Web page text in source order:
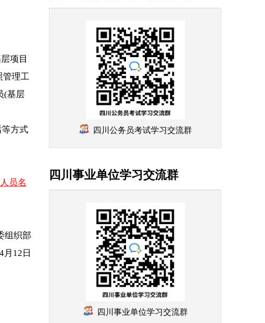
项目
管理工
(基层
方式
员名
组织部
月12日
四川公务员考试学习交流群
四川事业单位学习交流群
四川事业单位学习交流群